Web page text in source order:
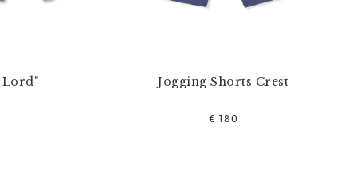
Lord" Jogging Shorts Crest
€ 180